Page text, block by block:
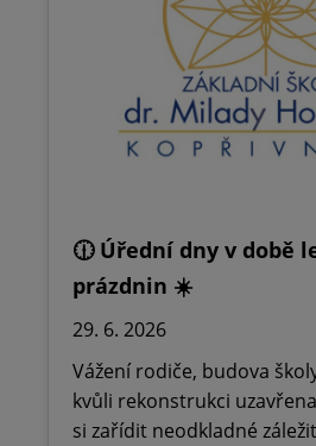
🕧 Úřední dny v době
prázdnin ☀️
29. 6. 2026
Vážení rodiče, budova
kvůli rekonstrukci
si zařídit neodkladné